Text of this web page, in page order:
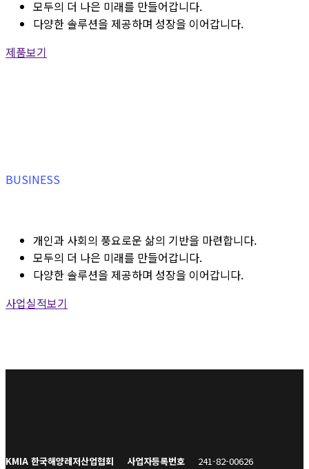
모두의 더 나은 미래를 만들어갑니다.
다양한 솔루션을 제공하며 성장을 이어갑니다.
제품보기
BUSINESS
개인과 사회의 풍요로운 삶의 기반을 마련합니다.
모두의 더 나은 미래를 만들어갑니다.
다양한 솔루션을 제공하며 성장을 이어갑니다.
사업실적보기
KMIA 한국해양레저산업협회 사업자등록번호
241-82-00626